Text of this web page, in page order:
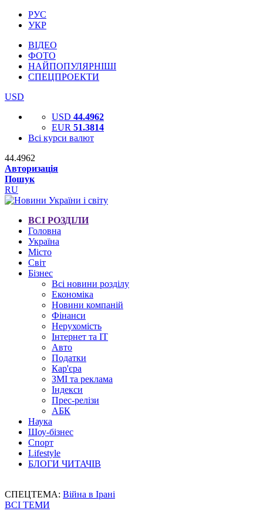
РУС
УКР
ВІДЕО
ФОТО
НАЙПОПУЛЯРНІШІ
СПЕЦПРОЕКТИ
USD
USD 44.4962
EUR 51.3814
Всі курси валют
44.4962
Авторизація
Пошук
RU
ВСІ РОЗДІЛИ
Головна
Україна
Місто
Світ
Бізнес
Всі новини розділу
Економіка
Новини компаній
Фінанси
Нерухомість
Інтернет та IT
Авто
Податки
Кар'єра
ЗМІ та реклама
Індекси
Прес-релізи
АБК
Наука
Шоу-бізнес
Спорт
Lifestyle
БЛОГИ ЧИТАЧІВ
СПЕЦТЕМА: Війна в Ірані
ВСІ ТЕМИ